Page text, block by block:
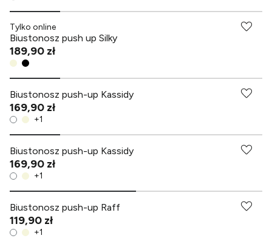
Tylko online
Biustonosz push up Silky
189,90 zł
Biustonosz push-up Kassidy
169,90 zł
+1
Biustonosz push-up Kassidy
169,90 zł
+1
Biustonosz push-up Raff
119,90 zł
+1
-70% przy zakupach za min. 349 zł